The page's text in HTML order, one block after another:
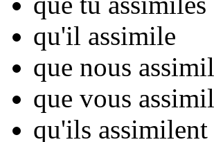
qu'il assimile
que nous assimil
que vous assimil
qu'ils assimilent